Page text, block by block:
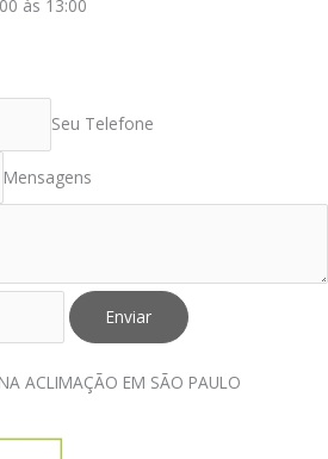
13:00
Seu Telefone
Mensagens
Enviar
ACLIMAÇÃO EM SÃO PAULO